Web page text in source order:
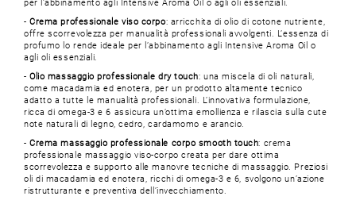
per l’abbinamento agli Intensive Aroma Oil o agli oli essenziali.
-Crema professionale viso corpo: arricchita di olio di cotone nutriente,
offre scorrevolezza per manualità professionali avvolgenti. L’essenza di
profumo lo rende ideale per l’abbinamento agli Intensive Aroma Oil o
agli oli essenziali.
-Olio massaggio professionale dry touch: una miscela di oli naturali,
come macadamia ed enotera, per un prodotto altamente tecnico
adatto a tutte le manualità professionali. L’innovativa formulazione,
ricca di omega-3 e 6 assicura un’ottima emollienza e rilascia sulla cute
note naturali di legno, cedro, cardamomo e arancio.
-Crema massaggio professionale corpo smooth touch: crema
professionale massaggio viso-corpo creata per dare ottima
scorrevolezza e supporto alle manovre tecniche di massaggio. Preziosi
oli di macadamia ed enotera, ricchi di omega-3 e 6, svolgono un’azione
ristrutturante e preventiva dell’invecchiamento.